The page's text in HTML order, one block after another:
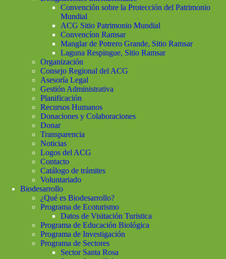
Convención sobre la Protección del Patrimonio
Mundial
ACG Sitio Patrimonio Mundial
Convencíon Ramsar
Manglar de Potrero Grande, Sitio Ramsar
Laguna Respingue, Sitio Ramsar
Organización
Consejo Regional del ACG
Asesoría Legal
Gestión Administrativa
Planificación
Recursos Humanos
Donaciones y Colaboraciones
Donar
Transparencia
Noticias
Logos del ACG
Contacto
Catálogo de trámites
Voluntariado
Biodesarrollo
¿Qué es Biodesarrollo?
Programa de Ecoturismo
Datos de Visitación Turistica
Programa de Educación Biológica
Programa de Investigación
Programa de Sectores
Sector Santa Rosa